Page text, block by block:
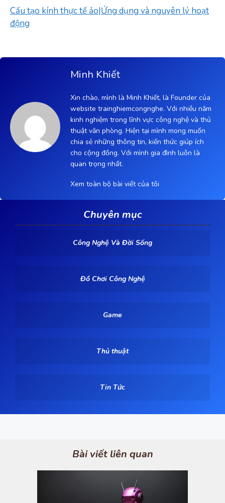
Cấu tạo kính thực tế ảo|Ứng dụng và nguyên lý hoạt
động
Minh Khiết
Xin chào, mình là Minh Khiết, là Founder của
website trainghiemcongnghe. Với nhiều năm
kinh nghiệm trong lĩnh vực công nghệ và thủ
thuật văn phòng. Hiện tại mình mong muốn
chia sẻ những thông tin, kiến thức giúp ích
cho cộng đồng. Với mình gia đình luôn là
quan trọng nhất.
Xem toàn bộ bài viết của tôi
Chuyên mục
Công Nghệ Và Đời Sống
Đồ Chơi Công Nghệ
Game
Thủ thuật
Tin Tức
Bài viết liên quan